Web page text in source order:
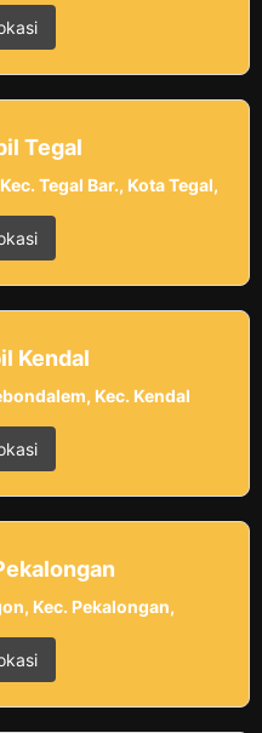
Tegal
Tegal Bar., Kota Tegal,
Kendal
Kec. Kendal
Kec. Pekalongan,